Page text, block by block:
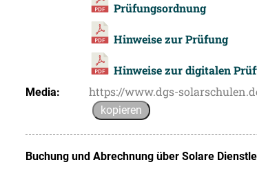
Prüfungsordnung
Hinweise zur Prüfung
Hinweise zur digitalen
Media: https://www.dgs-
kopieren
Buchung und Abrechnung über Solare